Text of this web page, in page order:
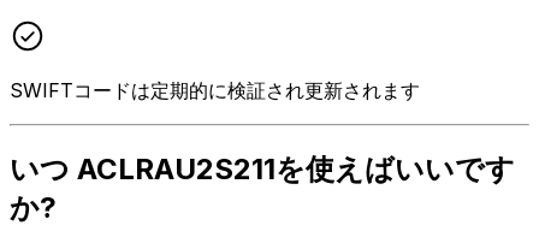
SWIFTコードは定期的に検証され更新されます
いつ ACLRAU2S211を使えばいいです
か?